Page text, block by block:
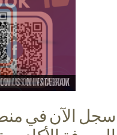
us on facebook
us on instagram
Follow us on Tiktok
us on Youtube